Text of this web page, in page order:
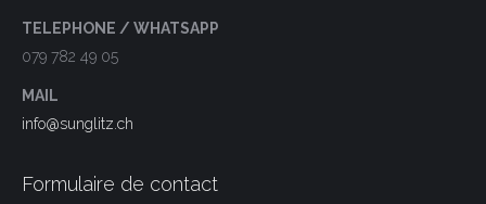
TELEPHONE / WHATSAPP
079 782 49 05
MAIL
info@sunglitz.ch
Formulaire de contact